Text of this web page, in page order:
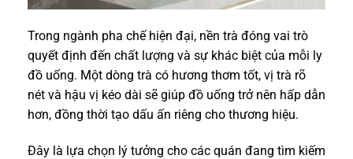
Trong ngành pha chế hiện đại, nền trà đóng vai trò
quyết định đến chất lượng và sự khác biệt của mỗi ly
đồ uống. Một dòng trà có hương thơm tốt, vị trà rõ
nét và hậu vị kéo dài sẽ giúp đồ uống trở nên hấp dẫn
hơn, đồng thời tạo dấu ấn riêng cho thương hiệu.
Đây là lựa chọn lý tưởng cho các quán đang tìm kiếm